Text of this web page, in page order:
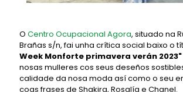
O Centro Ocupacional Agora, situado na
Brañas s/n, fai unha crítica social baixo o
Week Monforte primavera verán 2023"
nosas mulleres cos seus deseños
calidade da nosa moda así como o seu
coas frases de Shakira, Rosalía e Chanel.